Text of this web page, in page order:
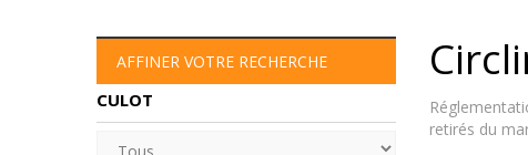
AFFINER VOTRE RECHERCHE
CULOT
retirés du